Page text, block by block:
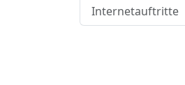
Internetauftritte